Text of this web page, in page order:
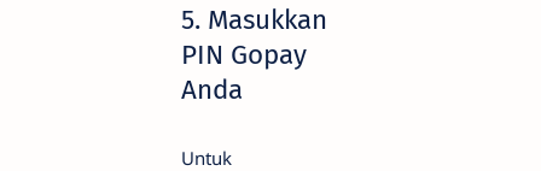
5. Masukkan
PIN Gopay
Anda
Untuk